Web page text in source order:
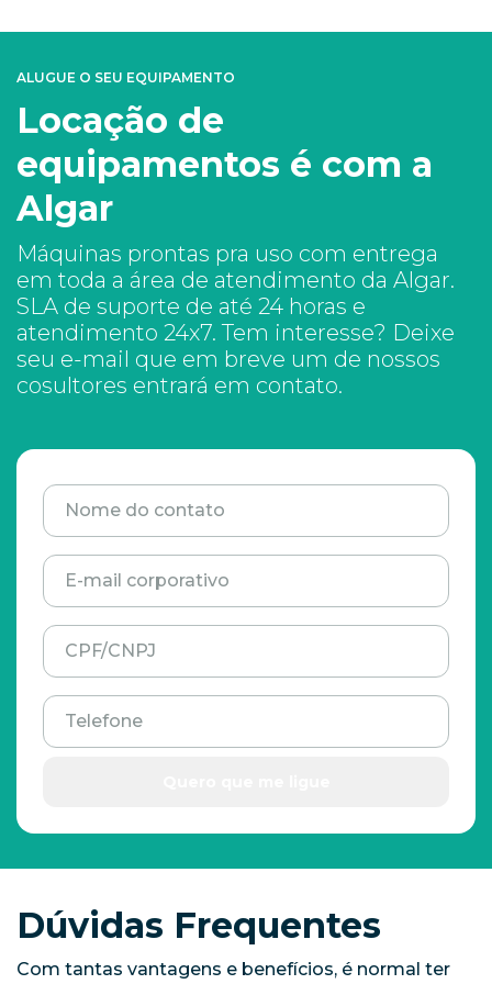
ALUGUE O SEU EQUIPAMENTO
Locação de
equipamentos é com a
Algar
Máquinas prontas pra uso com entrega
em toda a área de atendimento da Algar.
SLA de suporte de até 24 horas e
atendimento 24x7. Tem interesse? Deixe
seu e-mail que em breve um de nossos
cosultores entrará em contato.
Nome do contato
E-mail corporativo
CPF/CNPJ
Telefone
Dúvidas Frequentes
Com tantas vantagens e benefícios, é normal ter